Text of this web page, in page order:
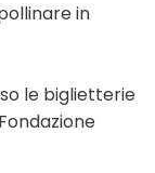
in
le biglietterie